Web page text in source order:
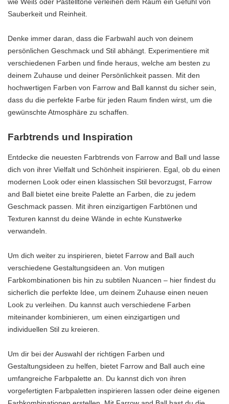
Sauberkeit und Reinheit.
Denke immer daran, dass die Farbwahl auch von deinem
persönlichen Geschmack und Stil abhängt. Experimentiere mit
verschiedenen Farben und finde heraus, welche am besten zu
deinem Zuhause und deiner Persönlichkeit passen. Mit den
hochwertigen Farben von Farrow and Ball kannst du sicher sein,
dass du die perfekte Farbe für jeden Raum finden wirst, um die
gewünschte Atmosphäre zu schaffen.
Farbtrends und Inspiration
Entdecke die neuesten Farbtrends von Farrow and Ball und lasse
dich von ihrer Vielfalt und Schönheit inspirieren. Egal, ob du einen
modernen Look oder einen klassischen Stil bevorzugst, Farrow
and Ball bietet eine breite Palette an Farben, die zu jedem
Geschmack passen. Mit ihren einzigartigen Farbtönen und
Texturen kannst du deine Wände in echte Kunstwerke
verwandeln.
Um dich weiter zu inspirieren, bietet Farrow and Ball auch
verschiedene Gestaltungsideen an. Von mutigen
Farbkombinationen bis hin zu subtilen Nuancen – hier findest du
sicherlich die perfekte Idee, um deinem Zuhause einen neuen
Look zu verleihen. Du kannst auch verschiedene Farben
miteinander kombinieren, um einen einzigartigen und
individuellen Stil zu kreieren.
Um dir bei der Auswahl der richtigen Farben und
Gestaltungsideen zu helfen, bietet Farrow and Ball auch eine
umfangreiche Farbpalette an. Du kannst dich von ihren
vorgefertigten Farbpaletten inspirieren lassen oder deine eigenen